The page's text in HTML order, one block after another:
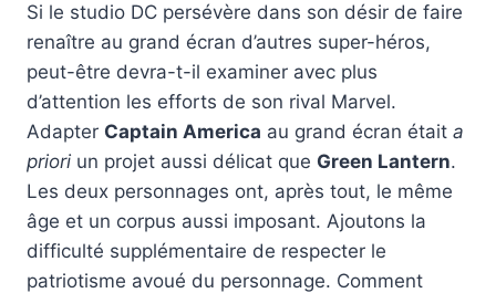
Si le studio DC persévère dans son désir de faire
renaître au grand écran d’autres super-héros,
peut-être devra-t-il examiner avec plus
d’attention les efforts de son rival Marvel.
Adapter Captain America au grand écran était a
priori un projet aussi délicat que Green Lantern.
Les deux personnages ont, après tout, le même
âge et un corpus aussi imposant. Ajoutons la
difficulté supplémentaire de respecter le
patriotisme avoué du personnage. Comment